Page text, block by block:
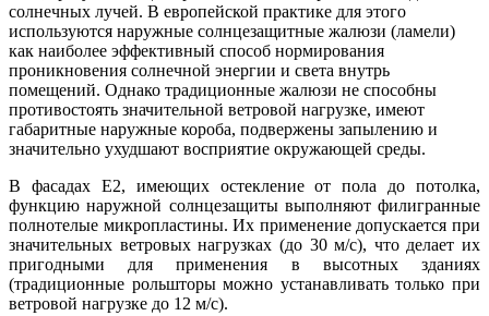
солнечных лучей. В европейской практике для этого
используются наружные солнцезащитные жалюзи (ламели)
как наиболее эффективный способ нормирования
проникновения солнечной энергии и света внутрь
помещений. Однако традиционные жалюзи не способны
противостоять значительной ветровой нагрузке, имеют
габаритные наружные короба, подвержены запылению и
значительно ухудшают восприятие окружающей среды.
В фасадах Е2, имеющих остекление от пола до потолка,
функцию наружной солнцезащиты выполняют филигранные
полнотелые микропластины. Их применение допускается при
значительных ветровых нагрузках (до 30 м/с), что делает их
пригодными для применения в высотных зданиях
(традиционные рольшторы можно устанавливать только при
ветровой нагрузке до 12 м/с).